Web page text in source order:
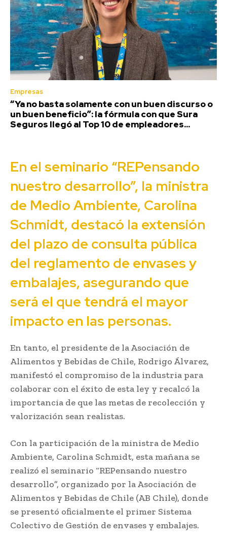
Empresas
“Ya no basta solamente con un buen discurso o
un buen beneficio”: la fórmula con que Sura
Seguros llegó al Top 10 de empleadores...
En el seminario “REPensando
nuestro desarrollo”, la ministra
de Medio Ambiente, Carolina
Schmidt, destacó la extensión
del plazo de consulta pública
del reglamento de envases y
embalajes, asegurando que
será el que tendrá el mayor
impacto en las personas.
En tanto, el presidente de la Asociación de
Alimentos y Bebidas de Chile, Rodrigo Álvarez,
manifestó el compromiso de la industria para
colaborar con el éxito de esta ley y recalcó la
importancia de que las metas de recolección y
valorización sean realistas.
Con la participación de la ministra de Medio
Ambiente, Carolina Schmidt, esta mañana se
realizó el seminario “REPensando nuestro
desarrollo”, organizado por la Asociación de
Alimentos y Bebidas de Chile (AB Chile), donde
se presentó oficialmente el primer Sistema
Colectivo de Gestión de envases y embalajes.